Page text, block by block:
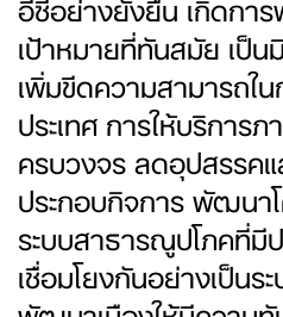
เป้าหมายที่ทันสมัย เป็
เพิ่มขีดความสามารถใ
ประเทศ การให้บริการ
ครบวงจร ลดอุปสรรค
ประกอบกิจการ พัฒนา
ระบบสาธารณูปโภคที่มี
เชื่อมโยงกันอย่างเป็น